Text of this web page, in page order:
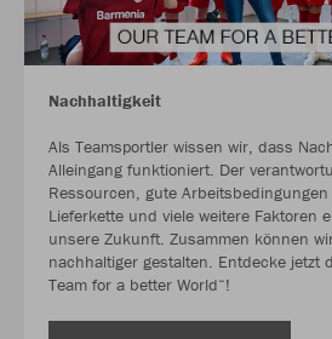
Nachhaltigkeit
Als Teamsportler wissen wir, dass
Alleingang funktioniert. Der
Ressourcen, gute
Lieferkette und viele weitere Faktoren
unsere Zukunft. Zusammen können
nachhaltiger gestalten. Entdecke jetzt
Team for a better World“!